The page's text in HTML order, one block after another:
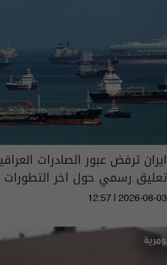
ايران ترفض عبور الصادرات
تعليق رسمي حول اخر التطورات
12:57 | 2026-08-03